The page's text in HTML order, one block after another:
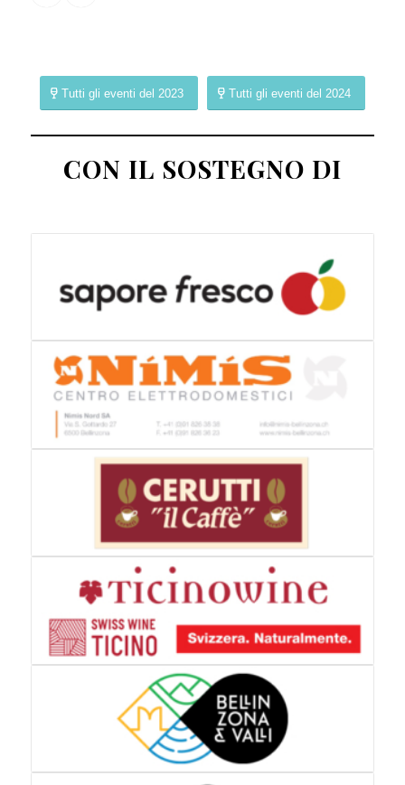
Tutti gli eventi del 2023 Tutti gli eventi del 2024
CON IL SOSTEGNO DI